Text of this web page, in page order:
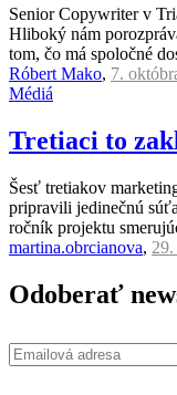
Senior Copywriter v
Hliboký nám
tom, čo má spoločné
Róbert Mako, 7.
Médiá
Tretiaci to
Šesť tretiakov
pripravili jedinečnú
ročník projektu
martina.obrcianova, 29.
Odoberať